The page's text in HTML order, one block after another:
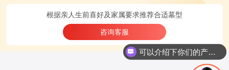
根据亲人生前喜好及家属要求推荐合适墓型
咨询客服
可以介绍下你们的产品么